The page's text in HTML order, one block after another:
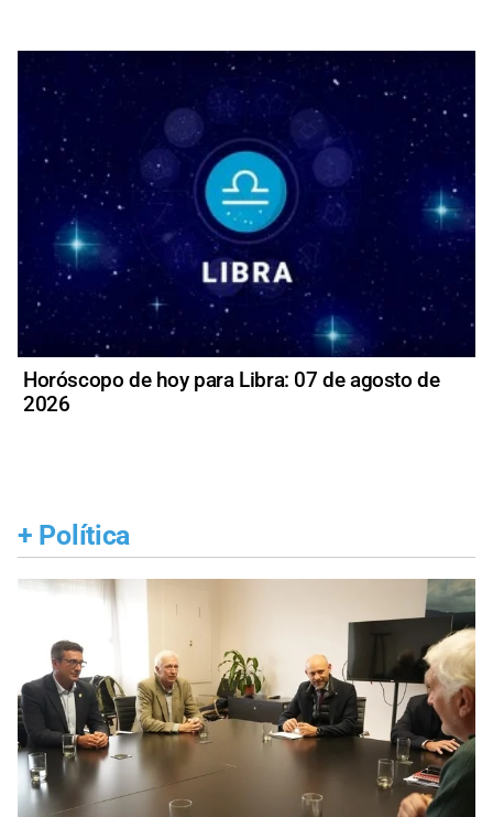
Horóscopo de hoy para Libra: 07 de agosto de
2026
+ Política